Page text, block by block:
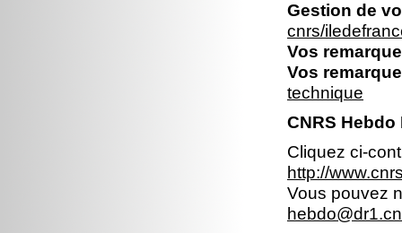
Gestion de
cnrs/
Vos
Vos
technique
CNRS
Cliquez ci-
http://
Vous pouvez